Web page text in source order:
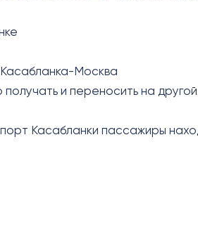
Москва
и переносить на
Касабланки пассажиры